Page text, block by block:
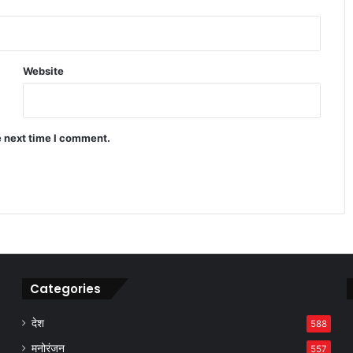
निट्स ब्राइटनेस वाला डिस्प्ले
Website
time I comment.
Categories
देश 588
मनोरंजन 557